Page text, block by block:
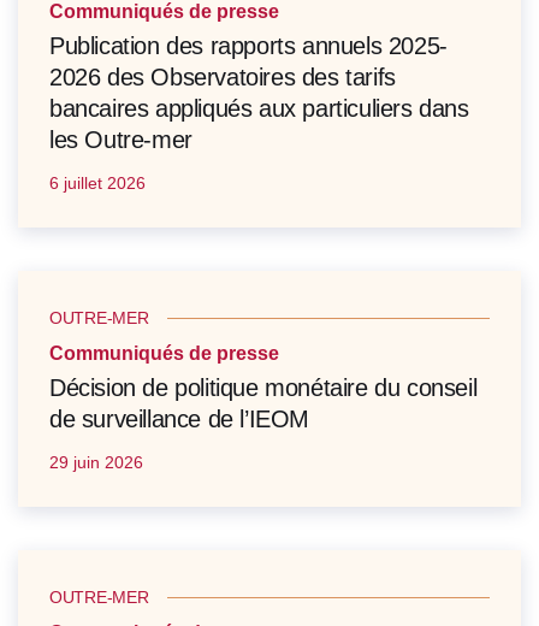
Communiqués de presse
Publication des rapports annuels 2025-
2026 des Observatoires des tarifs
bancaires appliqués aux particuliers dans
les Outre-mer
6 juillet 2026
OUTRE-MER
Communiqués de presse
Décision de politique monétaire du conseil
de surveillance de l’IEOM
29 juin 2026
OUTRE-MER